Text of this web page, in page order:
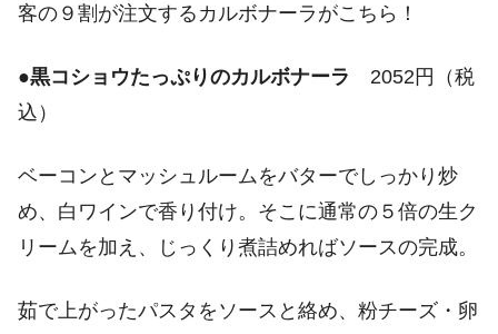
客の９割が注文するカルボナーラがこちら！
●黒コショウたっぷりのカルボナーラ 2052円（税
込）
ベーコンとマッシュルームをバターでしっかり炒
め、白ワインで香り付け。そこに通常の５倍の生ク
リームを加え、じっくり煮詰めればソースの完成。
茹で上がったパスタをソースと絡め、粉チーズ・卵